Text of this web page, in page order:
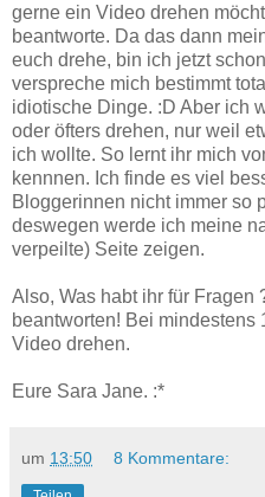
gerne ein Video drehen
beantworte. Da das dann
euch drehe, bin ich jetzt
verspreche mich bestimmt
idiotische Dinge. :D Aber ich
oder öfters drehen, nur weil
ich wollte. So lernt ihr mich
kennnen. Ich finde es viel
Bloggerinnen nicht immer so
deswegen werde ich meine
verpeilte) Seite zeigen.
Also, Was habt ihr für Fragen
beantworten! Bei mindestens
Video drehen.
Eure Sara Jane. :*
um 13:50 8 Kommentare: